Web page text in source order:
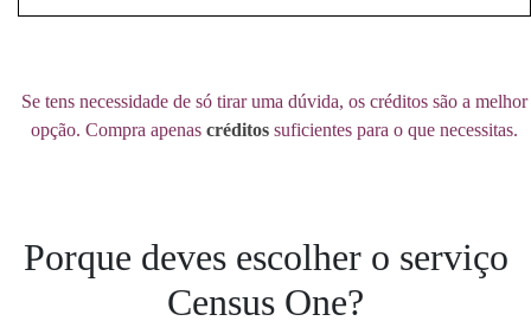
Se tens necessidade de só tirar uma dúvida, os créditos são a melhor
opção. Compra apenas créditos suficientes para o que necessitas.
Porque deves escolher o serviço
Census One?